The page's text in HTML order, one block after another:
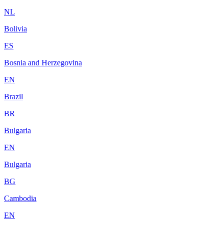
NL
Bolivia
ES
Bosnia and Herzegovina
EN
Brazil
BR
Bulgaria
EN
Bulgaria
BG
Cambodia
EN